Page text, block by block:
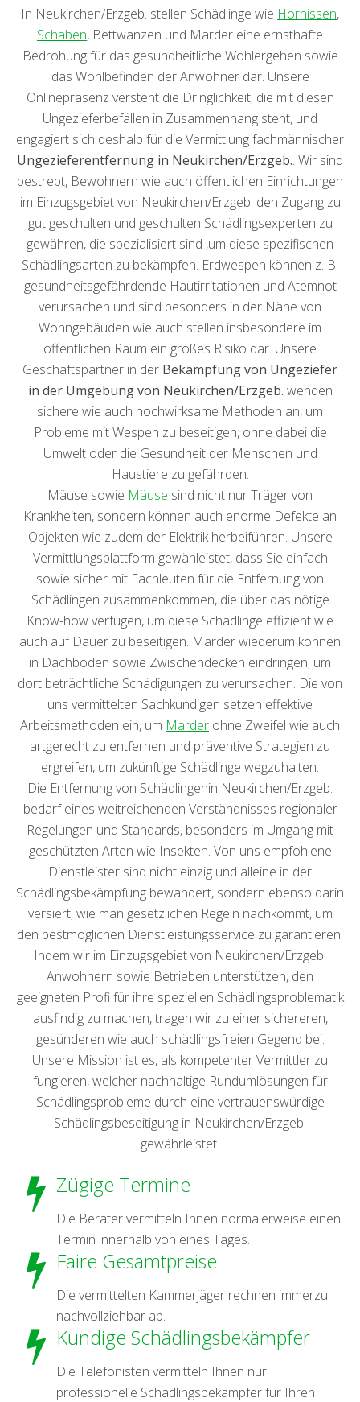
In Neukirchen/Erzgeb. stellen Schädlinge wie Hornissen,
Schaben, Bettwanzen und Marder eine ernsthafte
Bedrohung für das gesundheitliche Wohlergehen sowie
das Wohlbefinden der Anwohner dar. Unsere
Onlinepräsenz versteht die Dringlichkeit, die mit diesen
Ungezieferbefällen in Zusammenhang steht, und
engagiert sich deshalb für die Vermittlung fachmännischer
Ungezieferentfernung in Neukirchen/Erzgeb.. Wir sind
bestrebt, Bewohnern wie auch öffentlichen Einrichtungen
im Einzugsgebiet von Neukirchen/Erzgeb. den Zugang zu
gut geschulten und geschulten Schädlingsexperten zu
gewähren, die spezialisiert sind ,um diese spezifischen
Schädlingsarten zu bekämpfen. Erdwespen können z. B.
gesundheitsgefährdende Hautirritationen und Atemnot
verursachen und sind besonders in der Nähe von
Wohngebäuden wie auch stellen insbesondere im
öffentlichen Raum ein großes Risiko dar. Unsere
Geschäftspartner in der Bekämpfung von Ungeziefer
in der Umgebung von Neukirchen/Erzgeb. wenden
sichere wie auch hochwirksame Methoden an, um
Probleme mit Wespen zu beseitigen, ohne dabei die
Umwelt oder die Gesundheit der Menschen und
Haustiere zu gefährden.
Mäuse sowie Mäuse sind nicht nur Träger von
Krankheiten, sondern können auch enorme Defekte an
Objekten wie zudem der Elektrik herbeiführen. Unsere
Vermittlungsplattform gewähleistet, dass Sie einfach
sowie sicher mit Fachleuten für die Entfernung von
Schädlingen zusammenkommen, die über das nötige
Know-how verfügen, um diese Schädlinge effizient wie
auch auf Dauer zu beseitigen. Marder wiederum können
in Dachböden sowie Zwischendecken eindringen, um
dort beträchtliche Schädigungen zu verursachen. Die von
uns vermittelten Sachkundigen setzen effektive
Arbeitsmethoden ein, um Marder ohne Zweifel wie auch
artgerecht zu entfernen und präventive Strategien zu
ergreifen, um zukünftige Schädlinge wegzuhalten.
Die Entfernung von Schädlingenin Neukirchen/Erzgeb.
bedarf eines weitreichenden Verständnisses regionaler
Regelungen und Standards, besonders im Umgang mit
geschützten Arten wie Insekten. Von uns empfohlene
Dienstleister sind nicht einzig und alleine in der
Schädlingsbekämpfung bewandert, sondern ebenso darin
versiert, wie man gesetzlichen Regeln nachkommt, um
den bestmöglichen Dienstleistungsservice zu garantieren.
Indem wir im Einzugsgebiet von Neukirchen/Erzgeb.
Anwohnern sowie Betrieben unterstützen, den
geeigneten Profi für ihre speziellen Schädlingsproblematik
ausfindig zu machen, tragen wir zu einer sichereren,
gesünderen wie auch schädlingsfreien Gegend bei.
Unsere Mission ist es, als kompetenter Vermittler zu
fungieren, welcher nachhaltige Rundumlösungen für
Schädlingsprobleme durch eine vertrauenswürdige
Schädlingsbeseitigung in Neukirchen/Erzgeb.
gewährleistet.
Zügige Termine
Die Berater vermitteln Ihnen normalerweise einen
Termin innerhalb von eines Tages.
Faire Gesamtpreise
Die vermittelten Kammerjäger rechnen immerzu
nachvollziehbar ab.
Kundige Schädlingsbekämpfer
Die Telefonisten vermitteln Ihnen nur
professionelle Schädlingsbekämpfer für Ihren